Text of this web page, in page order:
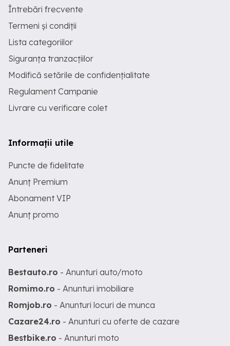
Întrebări frecvente
Termeni și condiții
Lista categoriilor
Siguranța tranzacțiilor
Modifică setările de confidențialitate
Regulament Campanie
Livrare cu verificare colet
Informații utile
Puncte de fidelitate
Anunț Premium
Abonament VIP
Anunț promo
Parteneri
Bestauto.ro - Anunturi auto/moto
Romimo.ro - Anunturi imobiliare
Romjob.ro - Anunturi locuri de munca
Cazare24.ro - Anunturi cu oferte de cazare
Bestbike.ro - Anunturi moto